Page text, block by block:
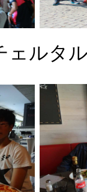
ェルタ